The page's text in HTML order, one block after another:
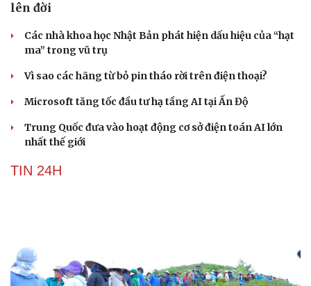
lên đời
Các nhà khoa học Nhật Bản phát hiện dấu hiệu của “hạt
ma” trong vũ trụ
Vì sao các hãng từ bỏ pin tháo rời trên điện thoại?
Microsoft tăng tốc đầu tư hạ tầng AI tại Ấn Độ
Trung Quốc đưa vào hoạt động cơ sở điện toán AI lớn
nhất thế giới
TIN 24H